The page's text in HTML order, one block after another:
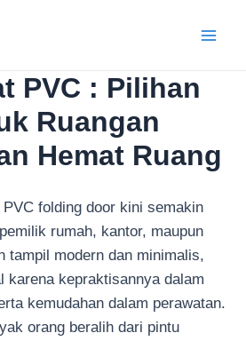
PVC : Pilihan
Ruangan
Hemat Ruang
folding door kini semakin
rumah, kantor, maupun
tampil modern dan minimalis,
karena kepraktisannya dalam
kemudahan dalam perawatan.
orang beralih dari pintu